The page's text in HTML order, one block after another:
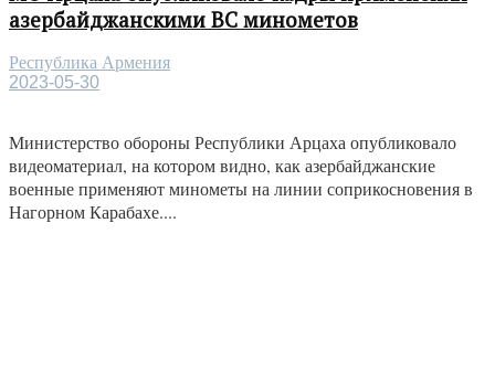
азербайджанскими ВС минометов
Республика Армения
2023-05-30
Министерство обороны Республики Арцаха опубликовало
видеоматериал, на котором видно, как азербайджанские
военные применяют минометы на линии соприкосновения в
Нагорном Карабахе....